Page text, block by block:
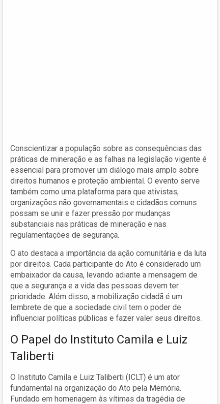
Conscientizar a população sobre as consequências das
práticas de mineração e as falhas na legislação vigente é
essencial para promover um diálogo mais amplo sobre
direitos humanos e proteção ambiental. O evento serve
também como uma plataforma para que ativistas,
organizações não governamentais e cidadãos comuns
possam se unir e fazer pressão por mudanças
substanciais nas práticas de mineração e nas
regulamentações de segurança.
O ato destaca a importância da ação comunitária e da luta
por direitos. Cada participante do Ato é considerado um
embaixador da causa, levando adiante a mensagem de
que a segurança e a vida das pessoas devem ter
prioridade. Além disso, a mobilização cidadã é um
lembrete de que a sociedade civil tem o poder de
influenciar políticas públicas e fazer valer seus direitos.
O Papel do Instituto Camila e Luiz
Taliberti
O Instituto Camila e Luiz Taliberti (ICLT) é um ator
fundamental na organização do Ato pela Memória.
Fundado em homenagem às vítimas da tragédia de